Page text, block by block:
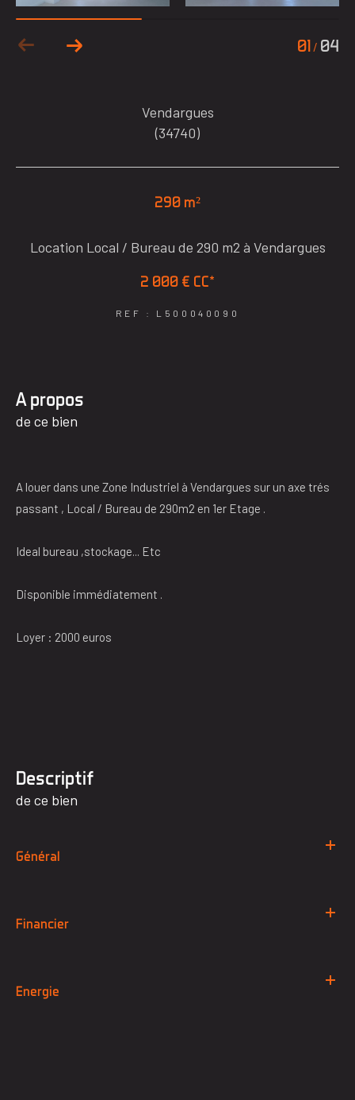
01 / 04
Vendargues
(34740)
290 m²
Location Local / Bureau de 290 m2 à Vendargues
2 000 € CC*
REF : L500040090
a propos
de ce bien
A louer dans une Zone Industriel à Vendargues sur un axe trés
passant , Local / Bureau de 290m2 en 1er Etage .
Ideal bureau ,stockage... Etc
Disponible immédiatement .
Loyer : 2000 euros
descriptif
de ce bien
Général
Financier
Energie